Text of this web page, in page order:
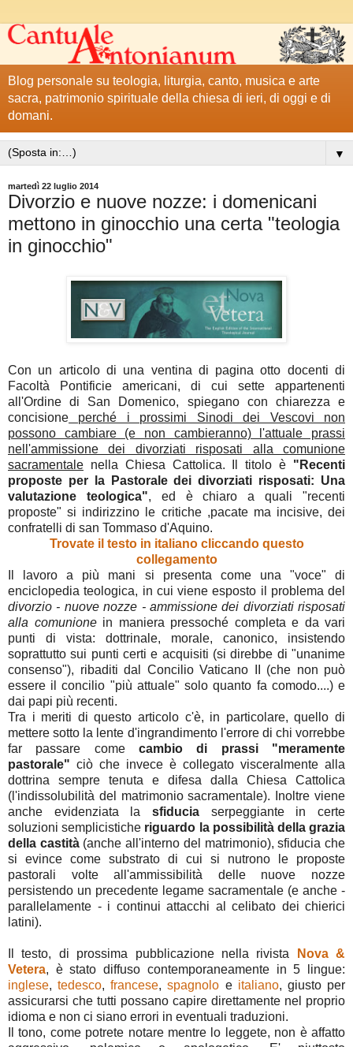
Blog personale su teologia, liturgia, canto, musica e arte
sacra, patrimonio spirituale della chiesa di ieri, di oggi e di
domani.
▼
martedì 22 luglio 2014
Divorzio e nuove nozze: i domenicani
mettono in ginocchio una certa "teologia
in ginocchio"
Con un articolo di una ventina di pagina otto docenti di
Facoltà Pontificie americani, di cui sette appartenenti
all'Ordine di San Domenico, spiegano con chiarezza e
concisione perché i prossimi Sinodi dei Vescovi non
possono cambiare (e non cambieranno) l'attuale prassi
nell'ammissione dei divorziati risposati alla comunione
sacramentale nella Chiesa Cattolica. Il titolo è "Recenti
proposte per la Pastorale dei divorziati risposati: Una
valutazione teologica", ed è chiaro a quali "recenti
proposte" si indirizzino le critiche ,pacate ma incisive, dei
confratelli di san Tommaso d'Aquino.
Trovate il testo in italiano cliccando questo
collegamento
Il lavoro a più mani si presenta come una "voce" di
enciclopedia teologica, in cui viene esposto il problema del
divorzio - nuove nozze - ammissione dei divorziati risposati
alla comunionein maniera pressoché completa e da vari
punti di vista: dottrinale, morale, canonico, insistendo
soprattutto sui punti certi e acquisiti (si direbbe di "unanime
consenso"), ribaditi dal Concilio Vaticano II (che non può
essere il concilio "più attuale" solo quanto fa comodo....) e
dai papi più recenti.
Tra i meriti di questo articolo c'è, in particolare, quello di
mettere sotto la lente d'ingrandimento l'errore di chi vorrebbe
far passare come cambio di prassi "meramente
pastorale" ciò che invece è collegato visceralmente alla
dottrina sempre tenuta e difesa dalla Chiesa Cattolica
(l'indissolubilità del matrimonio sacramentale). Inoltre viene
anche evidenziata la sfiducia serpeggiante in certe
soluzioni semplicistiche riguardo la possibilità della grazia
della castità (anche all'interno del matrimonio), sfiducia che
si evince come substrato di cui si nutrono le proposte
pastorali volte all'ammissibilità delle nuove nozze
persistendo un precedente legame sacramentale (e anche -
parallelamente - i continui attacchi al celibato dei chierici
latini).
Il testo, di prossima pubblicazione nella rivista
Nova &
Vetera, è stato diffuso contemporaneamente in 5 lingue:
inglese,tedesco,francese,spagnolo e italiano, giusto per
assicurarsi che tutti possano capire direttamente nel proprio
idioma e non ci siano errori in eventuali traduzioni.
Il tono, come potrete notare mentre lo leggete, non è affatto